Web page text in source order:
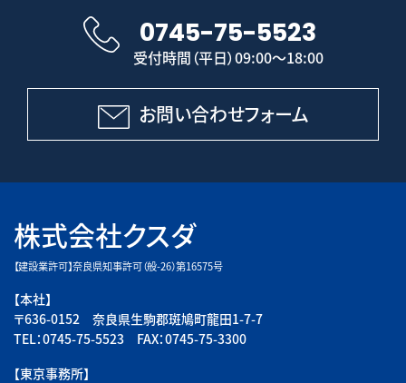
0745-75-5523
受付時間（平日）09:00～18:00
お問い合わせフォーム
株式会社クスダ
【建設業許可】奈良県知事許可（般-26）第16575号
【本社】
〒636-0152 奈良県生駒郡斑鳩町龍田1-7-7
TEL：0745-75-5523 FAX：0745-75-3300
【東京事務所】